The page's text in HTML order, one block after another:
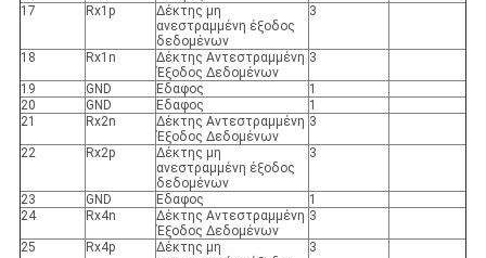
17
Rx1p
Δέκτης μη
ανεστραμμένη έξοδος
δεδομένων
3
18 Rx1n
Δέκτης Αντεστραμμένη
Έξοδος Δεδομένων
3
19 GND Εδαφος
1
20
GND Εδαφος
1
21
Rx2n
Δέκτης Αντεστραμμένη
Έξοδος Δεδομένων
3
22 Rx2p
Δέκτης μη
ανεστραμμένη έξοδος
δεδομένων
3
23 GND Εδαφος
1
24
Rx4n
Δέκτης Αντεστραμμένη
Έξοδος Δεδομένων
3
25 Rx4p
Δέκτης μη
3